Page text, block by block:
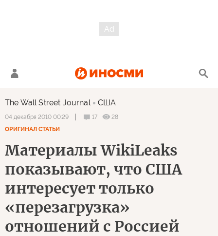
The Wall Street Journal США
04 декабря 2010 00:29 17
28
ОРИГИНАЛ СТАТЬИ
Материалы WikiLeaks
показывают, что США
интересует только
«перезагрузка»
отношений с Россией